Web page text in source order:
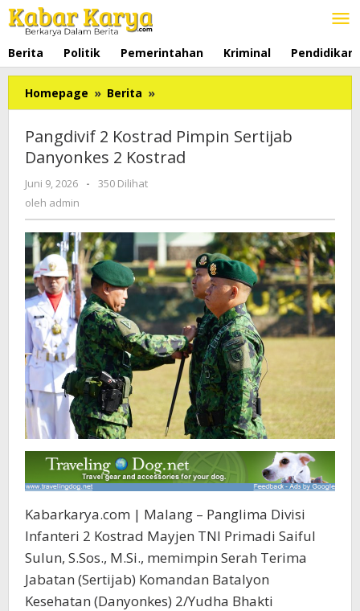
Lewati
ke
Berita Politik Pemerintahan Kriminal Pendidikan
Homepage » Berita »
2
Kostrad
Pimpin
Sertijab
Pangdivif 2 Kostrad Pimpin Sertijab
Danyonkes 2 Kostrad
Juni 9, 2026
oleh
-
350 Dilihat
oleh admin
Kabarkarya.com | Malang – Panglima Divisi
Infanteri 2 Kostrad Mayjen TNI Primadi Saiful
Sulun, S.Sos., M.Si., memimpin Serah Terima
Jabatan (Sertijab) Komandan Batalyon
Kesehatan (Danyonkes) 2/Yudha Bhakti